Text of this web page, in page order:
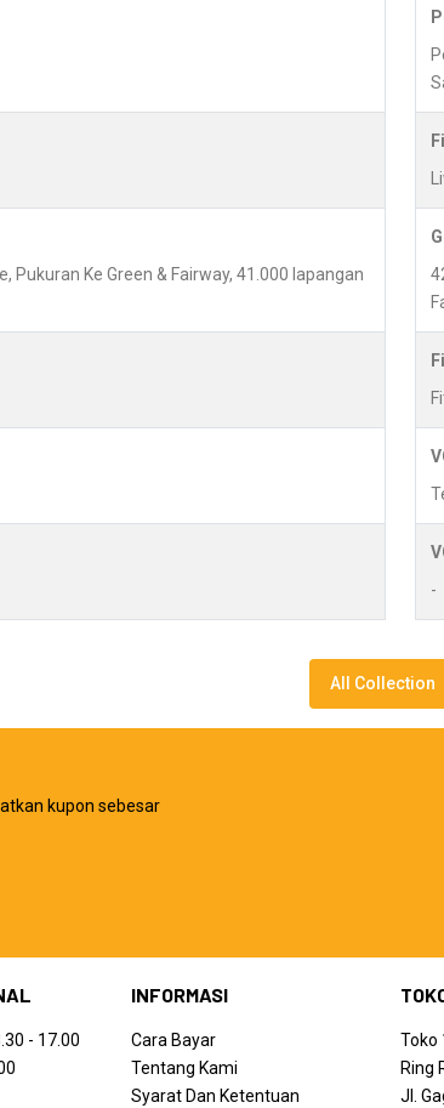
Pukuran Ke Green & Fairway, 41.000 lapangan
-
All Collection
kupon sebesar
- 17.00
INFORMASI
Cara Bayar
Tentang Kami
Syarat Dan Ketentuan
Toko
Ring
Jl.